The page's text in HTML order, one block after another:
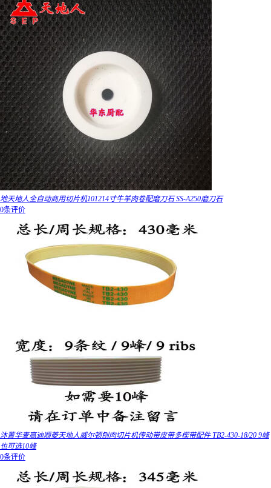
地天地人全自动商用切片机101214寸牛羊肉卷配磨刀石 SS-A250磨刀石
0条评价
沐菁华麦高迪顺菱天地人威尔顿刨肉切片机传动带皮带多楔带配件 TB2-430-18/20 9峰
也可选10峰
0条评价